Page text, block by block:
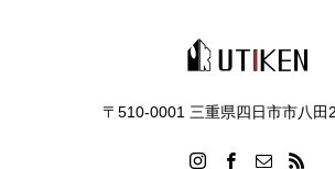
〒510-0001 三重県四日市市八田